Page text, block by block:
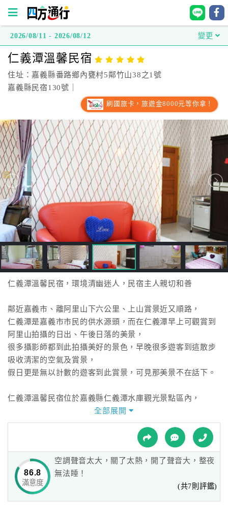
方
通
行
台
灣
訂
房
直
接
跟
店
訂
HOT
特
色
民
宿
球
網
2026/08/11 - 2026/08/12 變更
仁義潭溫馨民宿
住址：嘉義縣番路鄉內甕村5鄰竹山38之1號
嘉義縣民宿130號｜
刷國旅卡，旅遊金8000元等你拿！
仁義潭溫馨民宿，環境清幽迷人，民宿主人親切和善
鄰近嘉義市、離阿里山下六公里、上山賞景近又順路，
仁義潭是嘉義市市民的供水源頭，而在仁義潭早上可觀賞到
阿里山拍攝的日出、午後日落的美景，
很多攝影師都到此拍攝美好的景色，早晚很多遊客到這散步
吸收清潔的空氣及賞景，
假日更是無以計數的遊客到此賞景，可見那美景不在話下。
仁義潭溫馨民宿位於嘉義縣仁義潭水庫觀光景點區內，
來這裡住宿的您，可以感受到民宿主人的親切與純樸，以及
環境的清幽迷人！
喜歡美景嗎？那您絕不能錯過讓人目不暇給的美麗日出晨
許多遊客來到這裡，除了放鬆心情、呼吸新鮮空氣外，還可
以漫步在堤岸大壩上，享受浪漫！
您也可以在堤岸上放風箏，體驗一下兒時記趣；
此外，我們也提供腳踏車給喜歡休閒運動的您，可以在這兒
全部展開
86.8
滿意度
空調聲音太大，關了太熱，開了聲音大，整夜
無法睡！
(共7則評鑑)